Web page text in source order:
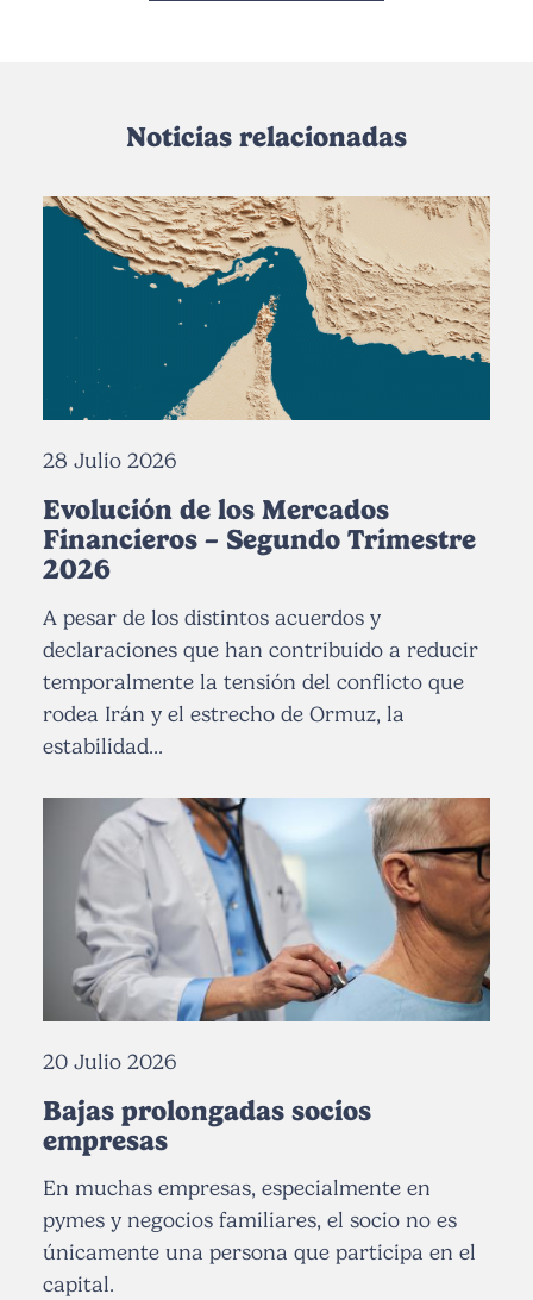
Noticias relacionadas
28 Julio 2026
Evolución de los Mercados
Financieros – Segundo Trimestre
2026
A pesar de los distintos acuerdos y
declaraciones que han contribuido a reducir
temporalmente la tensión del conflicto que
rodea Irán y el estrecho de Ormuz, la
estabilidad...
20 Julio 2026
Bajas prolongadas socios
empresas
En muchas empresas, especialmente en
pymes y negocios familiares, el socio no es
únicamente una persona que participa en el
capital.